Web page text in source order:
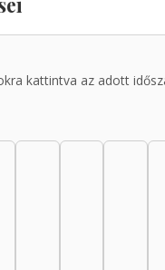
kattintva az adott